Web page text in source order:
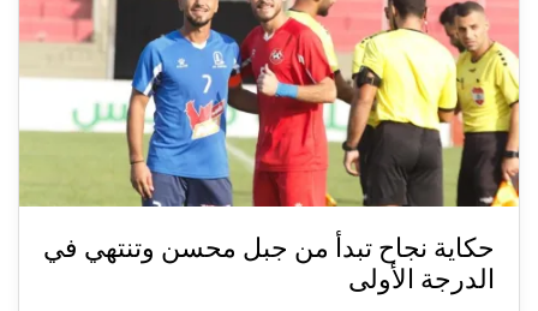
حكاية نجاح تبدأ من جبل محسن وتنتهي في
الدرجة الأولى